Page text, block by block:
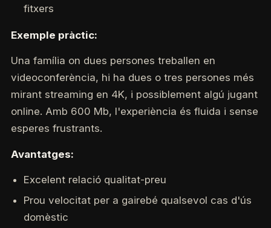
fitxers
Exemple pràctic:
Una família on dues persones treballen en
videoconferència, hi ha dues o tres persones més
mirant streaming en 4K, i possiblement algú jugant
online. Amb 600 Mb, l'experiència és fluida i sense
esperes frustrants.
Avantatges:
Excelent relació qualitat-preu
Prou velocitat per a gairebé qualsevol cas d'ús
domèstic